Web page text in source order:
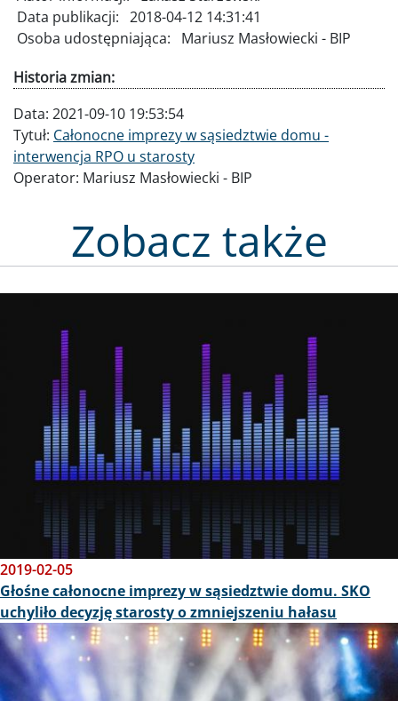
Data publikacji: 2018-04-12 14:31:41
Osoba udostępniająca:
Mariusz Masłowiecki - BIP
Historia zmian:
Data: 2021-09-10 19:53:54
Tytuł: Całonocne imprezy w sąsiedztwie domu -
interwencja RPO u starosty
Operator: Mariusz Masłowiecki - BIP
Zobacz także
2019-02-05
Głośne całonocne imprezy w sąsiedztwie domu. SKO
uchyliło decyzję starosty o zmniejszeniu hałasu
Obraz